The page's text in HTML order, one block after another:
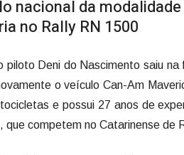
nacional da
no Rally RN 1500
Deni do Nascimento saiu
o veículo Can-Am
e possui 27 anos de
competem no Catarinense de